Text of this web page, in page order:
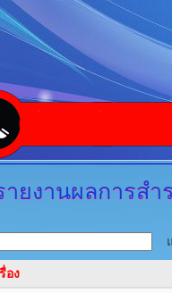
ายงานผลการส
แ
อง